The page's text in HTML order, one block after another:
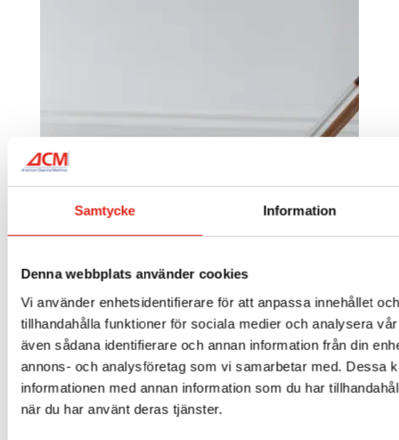
Samtycke Information
Denna webbplats använder cookies
Vi använder enhetsidentifierare för att anpassa innehållet
tillhandahålla funktioner för sociala medier och analysera
även sådana identifierare och annan information från din
annons- och analysföretag som vi samarbetar med. Dessa
informationen med annan information som du har
när du har använt deras tjänster.
American Cleaning Machines
– din effektiva
städutrustning med gratis